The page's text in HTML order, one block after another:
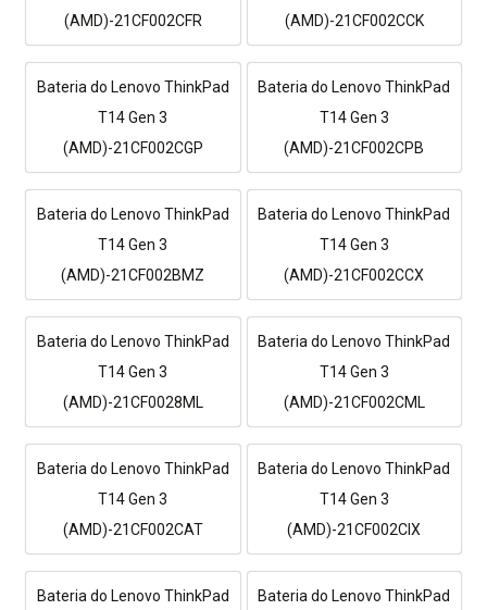
(AMD)-21CF002CFR
(AMD)-21CF002CCK
Bateria do Lenovo ThinkPad
T14 Gen 3
(AMD)-21CF002CGP
Bateria do Lenovo ThinkPad
T14 Gen 3
(AMD)-21CF002CPB
Bateria do Lenovo ThinkPad
T14 Gen 3
(AMD)-21CF002BMZ
Bateria do Lenovo ThinkPad
T14 Gen 3
(AMD)-21CF002CCX
Bateria do Lenovo ThinkPad
T14 Gen 3
(AMD)-21CF0028ML
Bateria do Lenovo ThinkPad
T14 Gen 3
(AMD)-21CF002CML
Bateria do Lenovo ThinkPad
T14 Gen 3
(AMD)-21CF002CAT
Bateria do Lenovo ThinkPad
T14 Gen 3
(AMD)-21CF002CIX
Bateria do Lenovo ThinkPad
Bateria do Lenovo ThinkPad